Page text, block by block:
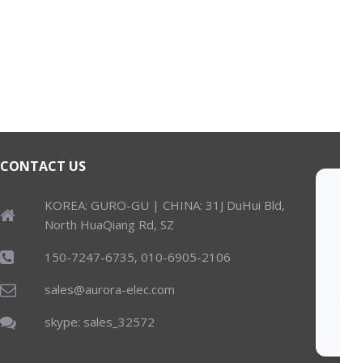
CONTACT US
KOREA: GURO-GU | CHINA: 31J DuHui Bld,
North HuaQiang Rd, SZ
150-7247-6735, 010-6905-2106
sales@aurora-elec.com
skype: sales_32572